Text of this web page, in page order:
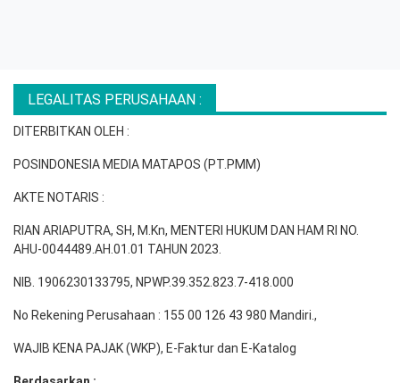
LEGALITAS PERUSAHAAN :
DITERBITKAN OLEH :
POSINDONESIA MEDIA MATAPOS (PT.PMM)
AKTE NOTARIS :
RIAN ARIAPUTRA, SH, M.Kn, MENTERI HUKUM DAN HAM RI NO.
AHU-0044489.AH.01.01 TAHUN 2023.
NIB. 1906230133795, NPWP.39.352.823.7-418.000
No Rekening Perusahaan : 155 00 126 43 980 Mandiri.,
WAJIB KENA PAJAK (WKP), E-Faktur dan E-Katalog